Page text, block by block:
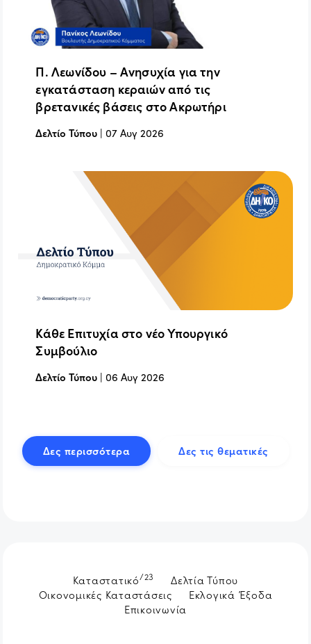
Π. Λεωνίδου – Ανησυχία για την
εγκατάσταση κεραιών από τις
βρετανικές βάσεις στο Ακρωτήρι
Δελτίο Τύπου |07 Αυγ 2026
Κάθε Επιτυχία στο νέο Υπουργικό
Συμβούλιο
Δελτίο Τύπου |06 Αυγ 2026
Δες περισσότερα Δες τις θεματικές
Καταστατικό/23
Δελτία Τύπου
Οικονομικές Καταστάσεις
Εκλογικά Έξοδα
Επικοινωνία